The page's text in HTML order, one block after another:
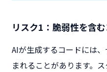
リスク1：脆弱性を含
AIが生成するコードには
まれることがあります。